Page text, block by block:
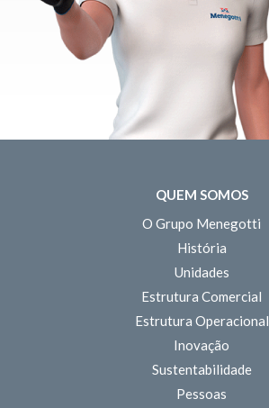
QUEM SOMOS
O Grupo Menegotti
História
Unidades
Estrutura Comercial
Estrutura Operacional
Inovação
Sustentabilidade
Pessoas